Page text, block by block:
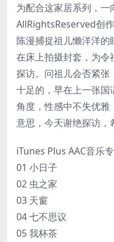
为配合这家居系列，一
AllRightsReserved创
陈漫捕捉祖儿懒洋洋
在床上拍摄封套，为
探访。问祖儿会否紧张
十足的，早在上一张国
角度，性感中不失优
意思，今天谢绝探访，
iTunes Plus AAC音乐
01 小日子
02 虫之家
03 天窗
04 七不思议
05 我杯茶